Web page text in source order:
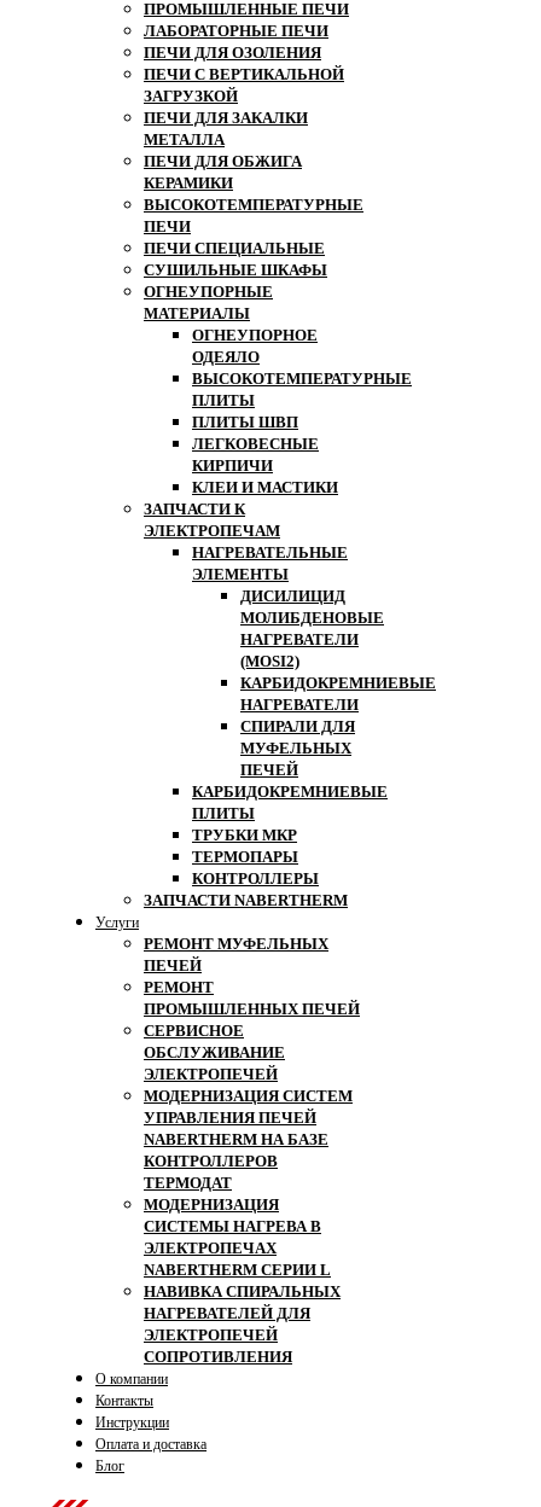
ПРОМЫШЛЕННЫЕ ПЕЧИ
ЛАБОРАТОРНЫЕ ПЕЧИ
ПЕЧИ ДЛЯ ОЗОЛЕНИЯ
ПЕЧИ С ВЕРТИКАЛЬНОЙ
ЗАГРУЗКОЙ
ПЕЧИ ДЛЯ ЗАКАЛКИ
МЕТАЛЛА
ПЕЧИ ДЛЯ ОБЖИГА
КЕРАМИКИ
ВЫСОКОТЕМПЕРАТУРНЫЕ
ПЕЧИ
ПЕЧИ СПЕЦИАЛЬНЫЕ
СУШИЛЬНЫЕ ШКАФЫ
ОГНЕУПОРНЫЕ
МАТЕРИАЛЫ
ОГНЕУПОРНОЕ
ОДЕЯЛО
ВЫСОКОТЕМПЕРАТУРНЫЕ
ПЛИТЫ
ПЛИТЫ ШВП
ЛЕГКОВЕСНЫЕ
КИРПИЧИ
КЛЕИ И МАСТИКИ
ЗАПЧАСТИ К
ЭЛЕКТРОПЕЧАМ
НАГРЕВАТЕЛЬНЫЕ
ЭЛЕМЕНТЫ
ДИСИЛИЦИД
МОЛИБДЕНОВЫЕ
НАГРЕВАТЕЛИ
(MOSI2)
КАРБИДОКРЕМНИЕВЫЕ
НАГРЕВАТЕЛИ
СПИРАЛИ ДЛЯ
МУФЕЛЬНЫХ
ПЕЧЕЙ
КАРБИДОКРЕМНИЕВЫЕ
ПЛИТЫ
ТРУБКИ МКР
ТЕРМОПАРЫ
КОНТРОЛЛЕРЫ
ЗАПЧАСТИ NABERTHERM
Услуги
РЕМОНТ МУФЕЛЬНЫХ
ПЕЧЕЙ
РЕМОНТ
ПРОМЫШЛЕННЫХ ПЕЧЕЙ
СЕРВИСНОЕ
ОБСЛУЖИВАНИЕ
ЭЛЕКТРОПЕЧЕЙ
МОДЕРНИЗАЦИЯ СИСТЕМ
УПРАВЛЕНИЯ ПЕЧЕЙ
NABERTHERM НА БАЗЕ
КОНТРОЛЛЕРОВ
ТЕРМОДАТ
МОДЕРНИЗАЦИЯ
СИСТЕМЫ НАГРЕВА В
ЭЛЕКТРОПЕЧАХ
NABERTHERM СЕРИИ L
НАВИВКА СПИРАЛЬНЫХ
НАГРЕВАТЕЛЕЙ ДЛЯ
ЭЛЕКТРОПЕЧЕЙ
СОПРОТИВЛЕНИЯ
О компании
Контакты
Инструкции
Оплата и доставка
Блог